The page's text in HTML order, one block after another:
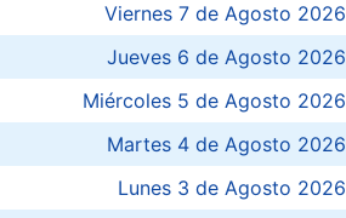
Viernes 7 de Agosto 2026
Jueves 6 de Agosto 2026
Miércoles 5 de Agosto 2026
Martes 4 de Agosto 2026
Lunes 3 de Agosto 2026